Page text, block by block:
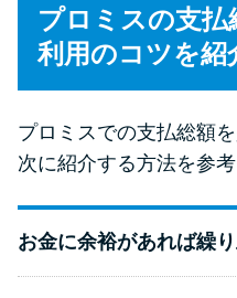
プロミスの支払
利用のコツを紹
プロミスでの支払総額
次に紹介する方法を参
お金に余裕があれば繰